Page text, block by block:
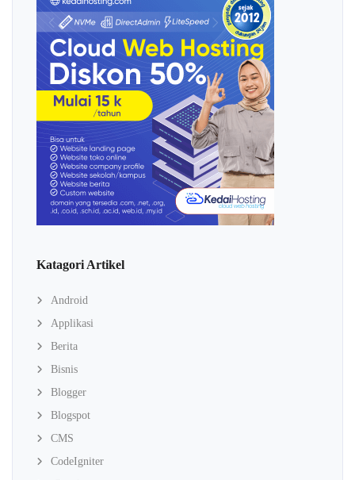
Katagori Artikel
Android
Applikasi
Berita
Bisnis
Blogger
Blogspot
CMS
CodeIgniter